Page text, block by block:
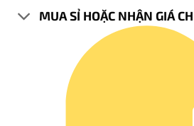
MUA SỈ HOẶC NHẬN GIÁ